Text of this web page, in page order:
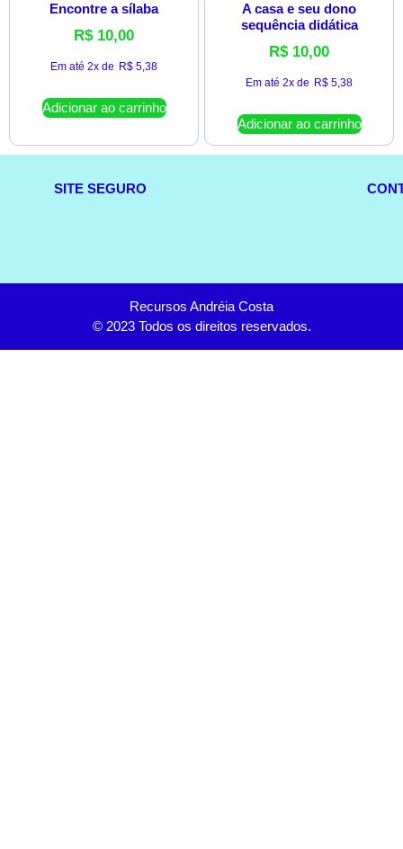
Encontre a sílaba
R$10,00
Em até 2x de R$ 5,38
Adicionar ao carrinho
A casa e seu dono
sequência didática
R$10,00
Em até 2x de R$ 5,38
Adicionar ao carrinho
SITE SEGURO
Recursos Andréia Costa
© 2023 Todos os direitos reservados.